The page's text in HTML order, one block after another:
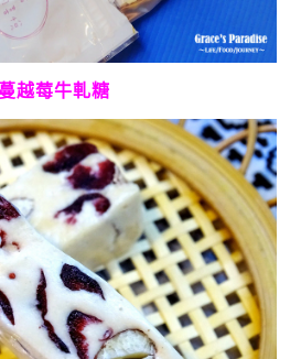
蔓越莓牛軋糖